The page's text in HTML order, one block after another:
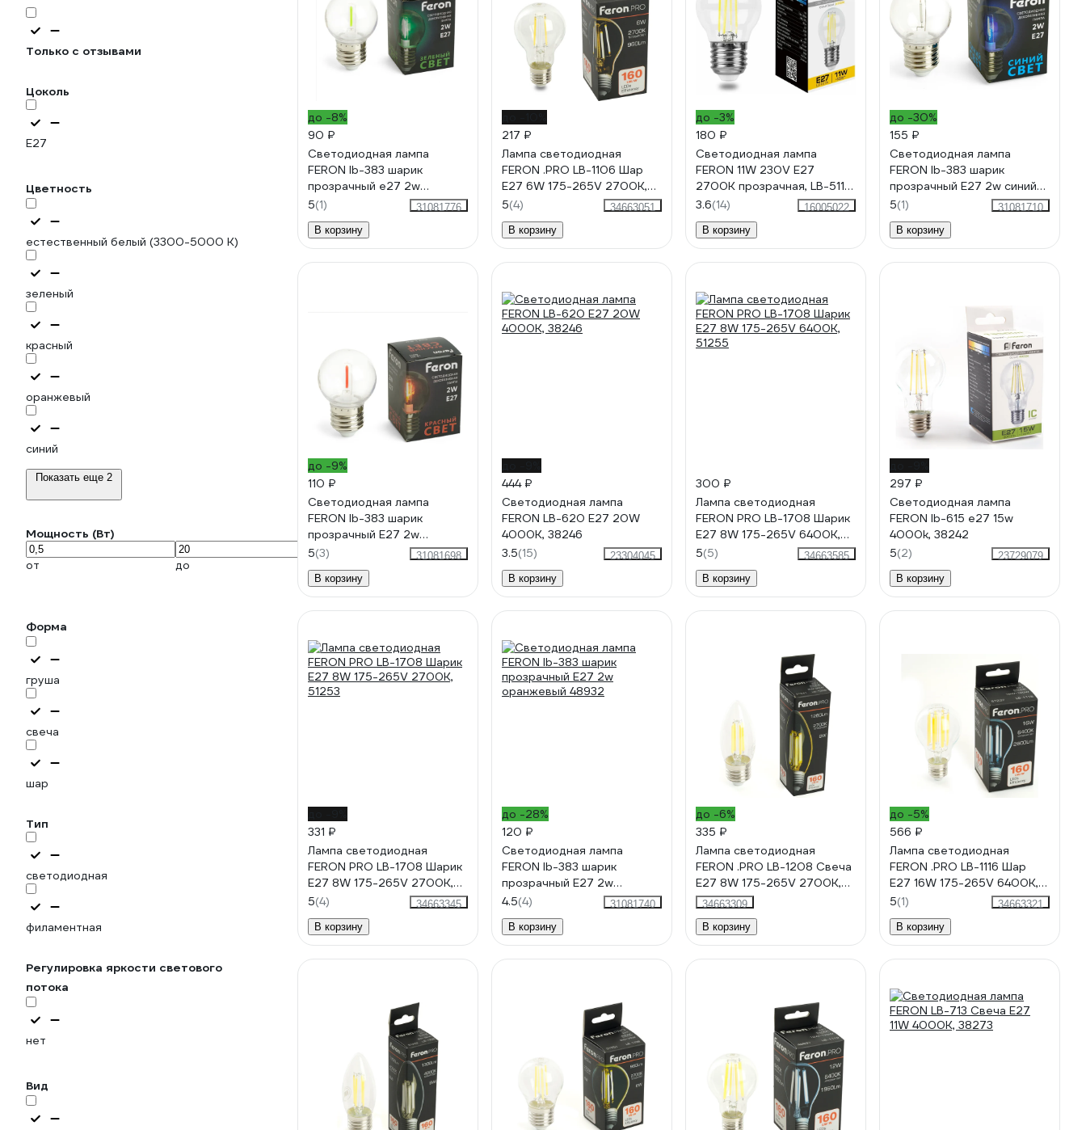
Только с отзывами
Цоколь
E27
Цветность
естественный белый (3300-5000 К)
зеленый
красный
оранжевый
синий
Показать еще 2
Мощность (Вт)
от до
Форма
груша
свеча
шар
Тип
светодиодная
филаментная
Регулировка яркости светового
потока
нет
Вид
до -8%
90 ₽
Светодиодная лампа
FERON lb-383 шарик
прозрачный e27 2w
зеленый 48935
5(1)
31081776
В корзину
217 ₽
Лампа светодиодная
FERON .PRO LB-1106 Шар
E27 6W 175-265V 2700K,
48889
5(4)
34663051
В корзину
до -3%
180 ₽
Светодиодная лампа
FERON 11W 230V E27
2700K прозрачная, LB-511
38015
3.6(14)
16005022
В корзину
до -30%
155 ₽
Светодиодная лампа
FERON lb-383 шарик
прозрачный Е27 2w синий
48934
5(1)
31081710
В корзину
до -9%
110 ₽
Светодиодная лампа
FERON lb-383 шарик
прозрачный Е27 2w
красный 48933
5(3)
31081698
В корзину
444 ₽
Cветодиодная лампа
FERON LB-620 E27 20W
4000K, 38246
3.5(15)
23304045
В корзину
300 ₽
Лампа светодиодная
FERON PRO LB-1708 Шарик
E27 8W 175-265V 6400K,
51255
5(5)
34663585
В корзину
297 ₽
Cветодиодная лампа
FERON lb-615 e27 15w
4000k, 38242
5(2)
23729079
В корзину
331 ₽
Лампа светодиодная
FERON PRO LB-1708 Шарик
E27 8W 175-265V 2700K,
51253
5(4)
34663345
В корзину
до -28%
120 ₽
Светодиодная лампа
FERON lb-383 шарик
прозрачный Е27 2w
оранжевый 48932
4.5(4)
31081740
В корзину
до -6%
335 ₽
Лампа светодиодная
FERON .PRO LB-1208 Свеча
E27 8W 175-265V 2700K,
51241
34663309
В корзину
до -5%
566 ₽
Лампа светодиодная
FERON .PRO LB-1116 Шар
E27 16W 175-265V 6400K,
51237
5(1)
34663321
В корзину